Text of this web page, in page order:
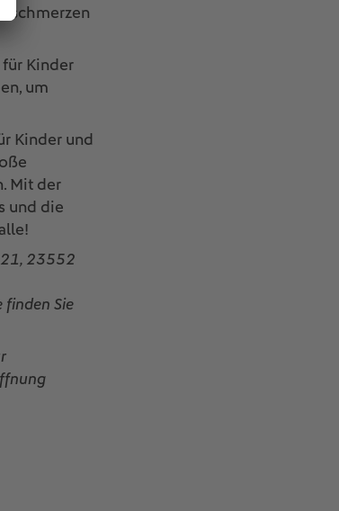
Kinder
um
Kinder und
Mit der
und die
21, 23552
finden Sie